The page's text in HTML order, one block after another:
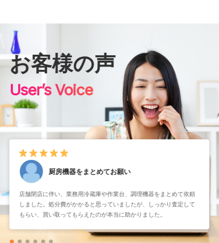
お客様の声
User’s Voice
厨房機器をまとめてお願い
店舗閉店に伴い、業務用冷蔵庫や作業台、調理機器をまとめて依頼
しました。処分費がかかると思っていましたが、しっかり査定して
もらい、買い取ってもらえたのが本当に助かりました。